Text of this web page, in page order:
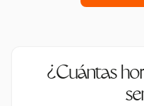
¿Cuántas